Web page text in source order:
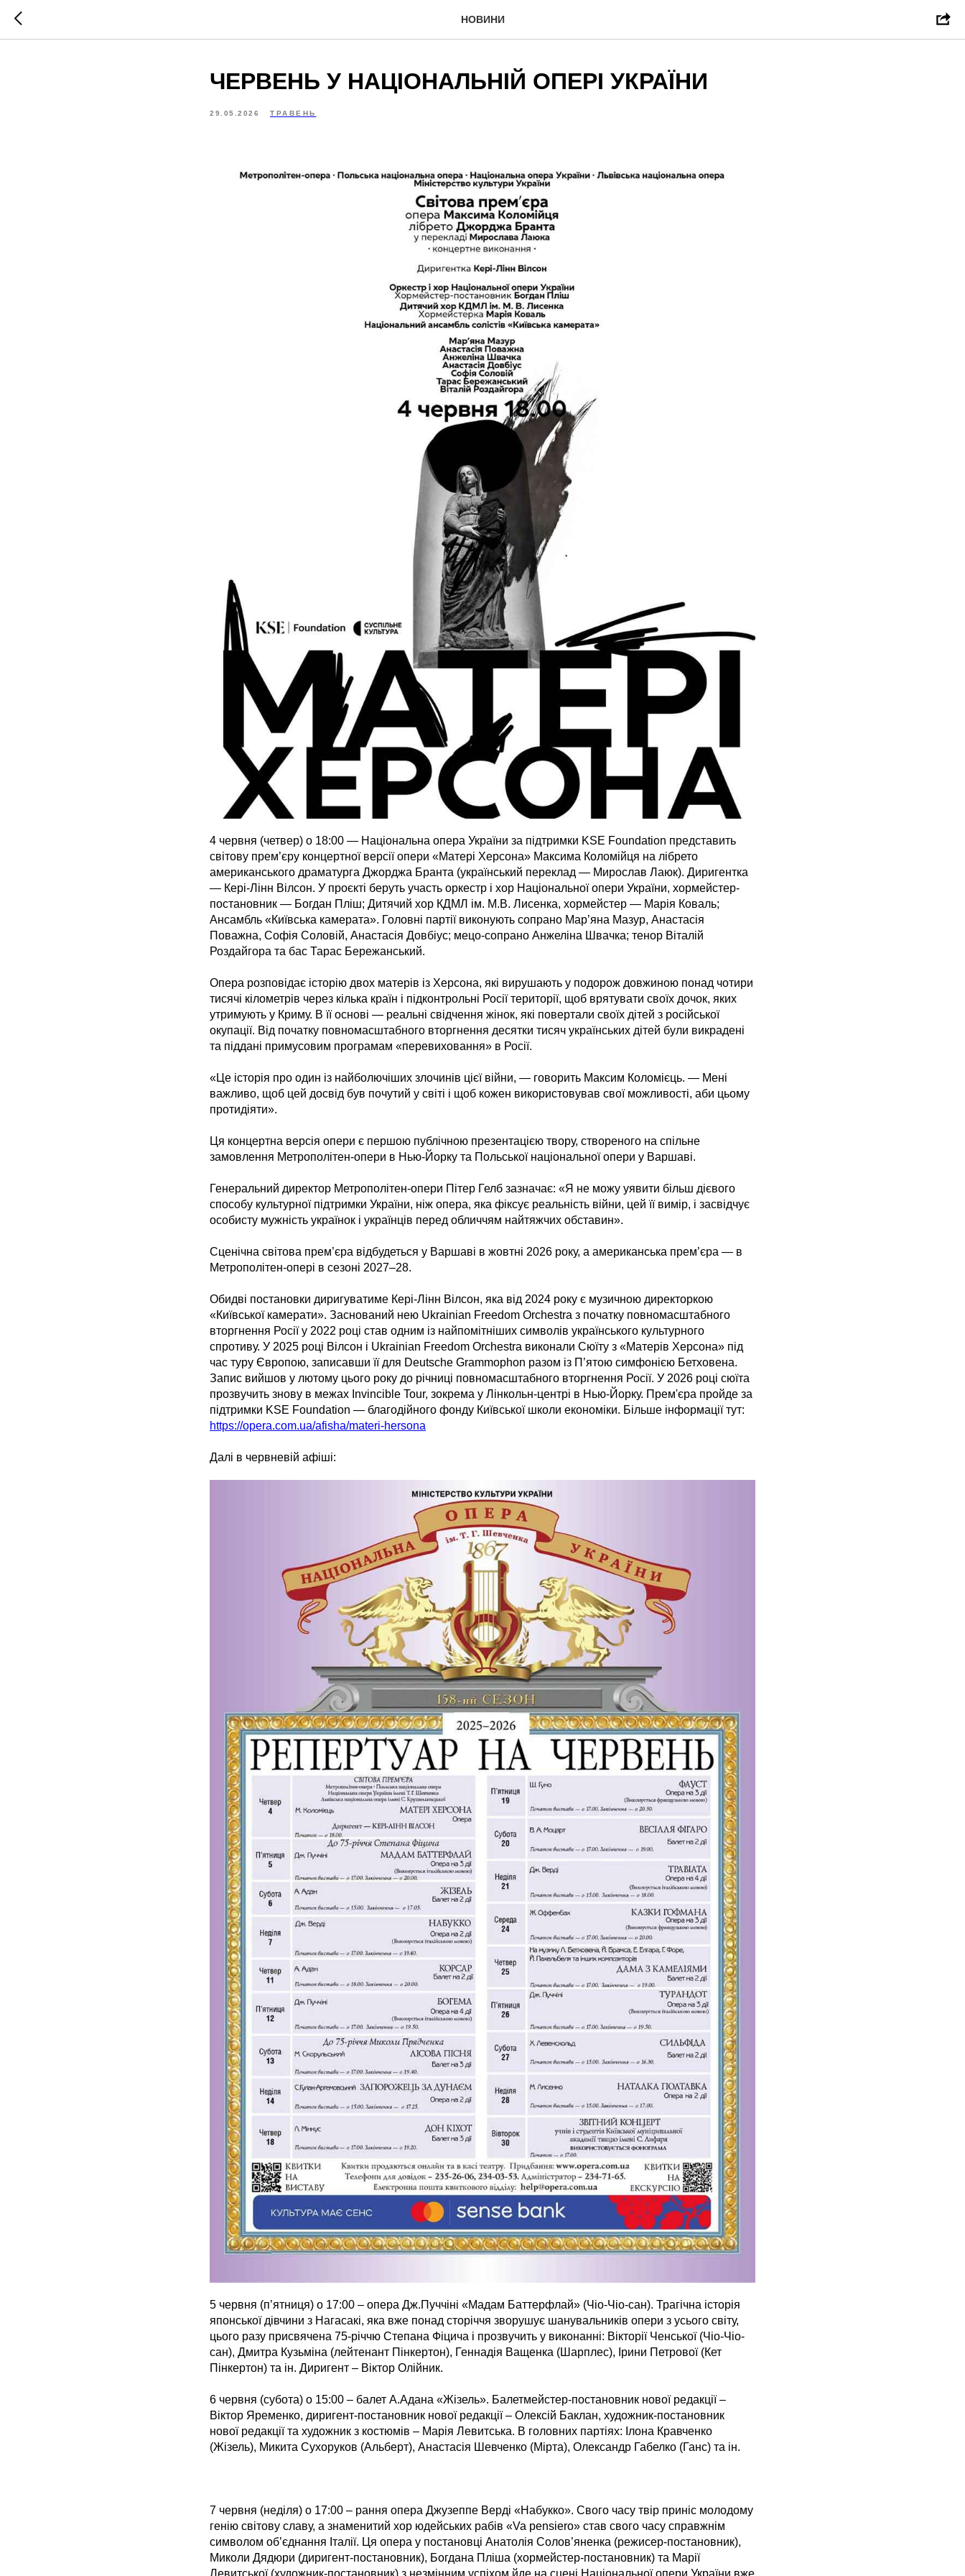
НОВИНИ
ЧЕРВЕНЬ У НАЦІОНАЛЬНІЙ ОПЕРІ УКРАЇНИ
29.05.2026 ТРАВЕНЬ
4 червня (четвер) о 18:00 — Національна опера України за підтримки KSE Foundation представить
світову прем’єру концертної версії опери «Матері Херсона» Максима Коломійця на лібрето
американського драматурга Джорджа Бранта (український переклад — Мирослав Лаюк). Диригентка
— Кері-Лінн Вілсон. У проєкті беруть участь оркестр і хор Національної опери України, хормейстер-
постановник — Богдан Пліш; Дитячий хор КДМЛ ім. М.В. Лисенка, хормейстер — Марія Коваль;
Ансамбль «Київська камерата». Головні партії виконують сопрано Мар’яна Мазур, Анастасія
Поважна, Софія Соловій, Анастасія Довбіус; мецо-сопрано Анжеліна Швачка; тенор Віталій
Роздайгора та бас Тарас Бережанський.
Опера розповідає історію двох матерів із Херсона, які вирушають у подорож довжиною понад чотири
тисячі кілометрів через кілька країн і підконтрольні Росії території, щоб врятувати своїх дочок, яких
утримують у Криму. В її основі — реальні свідчення жінок, які повертали своїх дітей з російської
окупації. Від початку повномасштабного вторгнення десятки тисяч українських дітей були викрадені
та піддані примусовим програмам «перевиховання» в Росії.
«Це історія про один із найболючіших злочинів цієї війни, — говорить Максим Коломієць. — Мені
важливо, щоб цей досвід був почутий у світі і щоб кожен використовував свої можливості, аби цьому
протидіяти».
Ця концертна версія опери є першою публічною презентацією твору, створеного на спільне
замовлення Метрополітен-опери в Нью-Йорку та Польської національної опери у Варшаві.
Генеральний директор Метрополітен-опери Пітер Гелб зазначає: «Я не можу уявити більш дієвого
способу культурної підтримки України, ніж опера, яка фіксує реальність війни, цей її вимір, і засвідчує
особисту мужність українок і українців перед обличчям найтяжчих обставин».
Сценічна світова прем’єра відбудеться у Варшаві в жовтні 2026 року, а американська прем’єра — в
Метрополітен-опері в сезоні 2027–28.
Обидві постановки диригуватиме Кері-Лінн Вілсон, яка від 2024 року є музичною директоркою
«Київської камерати». Заснований нею Ukrainian Freedom Orchestra з початку повномасштабного
вторгнення Росії у 2022 році став одним із найпомітніших символів українського культурного
спротиву. У 2025 році Вілсон і Ukrainian Freedom Orchestra виконали Сюїту з «Матерів Херсона» під
час туру Європою, записавши її для Deutsche Grammophon разом із П’ятою симфонією Бетховена.
Запис вийшов у лютому цього року до річниці повномасштабного вторгнення Росії. У 2026 році сюїта
прозвучить знову в межах Invincible Tour, зокрема у Лінкольн-центрі в Нью-Йорку. Прем'єра пройде за
підтримки KSE Foundation — благодійного фонду Київської школи економіки. Більше інформації тут:
https://opera.com.ua/afisha/materi-hersona
Далі в червневій афіші:
5 червня (п’ятниця) о 17:00 – опера Дж.Пуччіні «Мадам Баттерфлай» (Чіо-Чіо-сан). Трагічна історія
японської дівчини з Нагасакі, яка вже понад сторіччя зворушує шанувальників опери з усього світу,
цього разу присвячена 75-річчю Степана Фіцича і прозвучить у виконанні: Вікторії Ченської (Чіо-Чіо-
сан), Дмитра Кузьміна (лейтенант Пінкертон), Геннадія Ващенка (Шарплес), Ірини Петрової (Кет
Пінкертон) та ін. Диригент – Віктор Олійник.
6 червня (субота) о 15:00 – балет А.Адана «Жізель». Балетмейстер-постановник нової редакції –
Віктор Яременко, диригент-постановник нової редакції – Олексій Баклан, художник-постановник
нової редакції та художник з костюмів – Марія Левитська. В головних партіях: Ілона Кравченко
(Жізель), Микита Сухоруков (Альберт), Анастасія Шевченко (Мірта), Олександр Габелко (Ганс) та ін.
7 червня (неділя) о 17:00 – рання опера Джузеппе Верді «Набукко». Свого часу твір приніс молодому
генію світову славу, а знаменитий хор юдейських рабів «Va pensiero» став свого часу справжнім
символом об’єднання Італії. Ця опера у постановці Анатолія Солов’яненка (режисер-постановник),
Миколи Дядюри (диригент-постановник), Богдана Пліша (хормейстер-постановник) та Марії
Левитської (художник-постановник) з незмінним успіхом йде на сцені Національної опери України вже